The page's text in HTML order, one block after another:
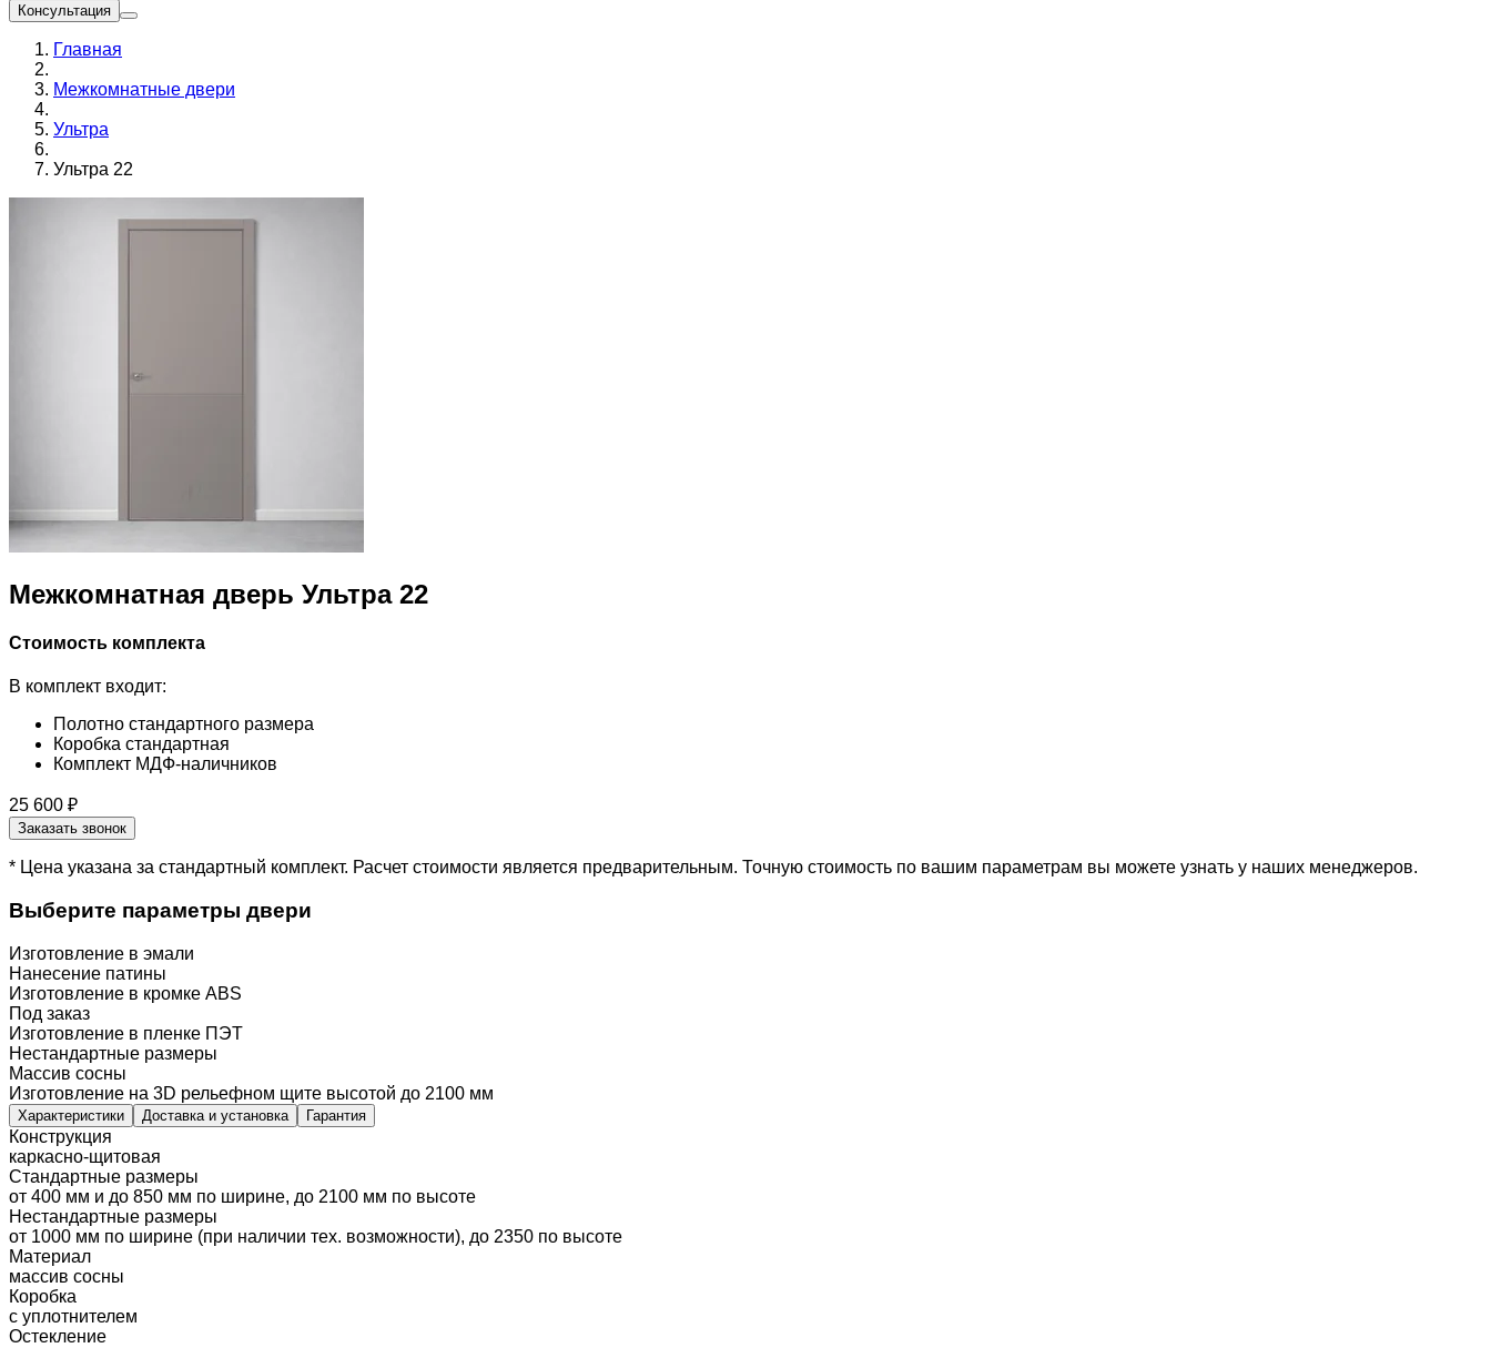
Консультация
Главная
Межкомнатные двери
Ультра
Ультра 22
Межкомнатная дверь Ультра 22
Стоимость комплекта
В комплект входит:
Полотно стандартного размера
Коробка стандартная
Комплект МДФ-наличников
25 600 ₽
Заказать звонок
* Цена указана за стандартный комплект. Расчет стоимости является предварительным. Точную стоимость по вашим параметрам вы можете узнать у наших менеджеров.
Выберите параметры двери
Изготовление в эмали
Нанесение патины
Изготовление в кромке ABS
Под заказ
Изготовление в пленке ПЭТ
Нестандартные размеры
Массив сосны
Изготовление на 3D рельефном щите высотой до 2100 мм
Характеристики Доставка и установка Гарантия
Конструкция
каркасно-щитовая
Стандартные размеры
от 400 мм и до 850 мм по ширине, до 2100 мм по высоте
Нестандартные размеры
от 1000 мм по ширине (при наличии тех. возможности), до 2350 по высоте
Материал
массив сосны
Коробка
с уплотнителем
Остекление